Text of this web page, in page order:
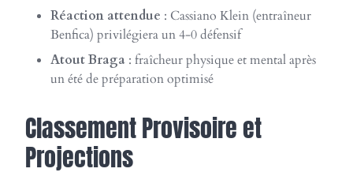
Réaction attendue : Cassiano Klein (entraîneur
Benfica) privilégiera un 4-0 défensif
Atout Braga : fraîcheur physique et mental après
un été de préparation optimisé
Classement Provisoire et
Projections